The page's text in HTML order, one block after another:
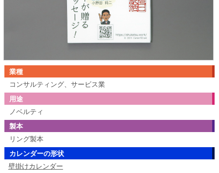
業種
コンサルティング、サービス業
用途
ノベルティ
製本
リング製本
カレンダーの形状
壁掛けカレンダー